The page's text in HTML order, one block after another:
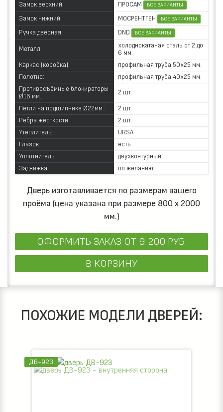
Замок верхний: ПРОСАМ ВСЕ ВАРИАНТЫ
Замок нижний: МОСРЕНТГЕН ВСЕ ВАРИАНТЫ
Ручка дверная: DND ВСЕ ВАРИАНТЫ
Металл:
холоднокатаная сталь от 2 до
6 мм.
Каркас (коробка):
профильная труба 50х25 мм.
Полотно:
профильная труба 40х25 мм.
Противосъёмные блокираторы
Ø16 мм.:
2 шт.
Петли на подшипнике Ø22мм.:
2 шт.
Ребра жёсткости:
2 шт.
Утеплитель:
URSA
Глазок:
есть
Уплотнитель:
двухконтурный
Задвижка:
по желанию
Дверь изготавливается по размерам вашего
проёма (цена указана при размере 800 х 2000
мм.)
ОФОРМИТЬ ЗАКАЗ ОТ 9 200 РУБ.
В КОРЗИНУ
ПОХОЖИЕ МОДЕЛИ ДВЕРЕЙ:
ДВ-923